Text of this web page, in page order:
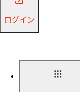
ログイン